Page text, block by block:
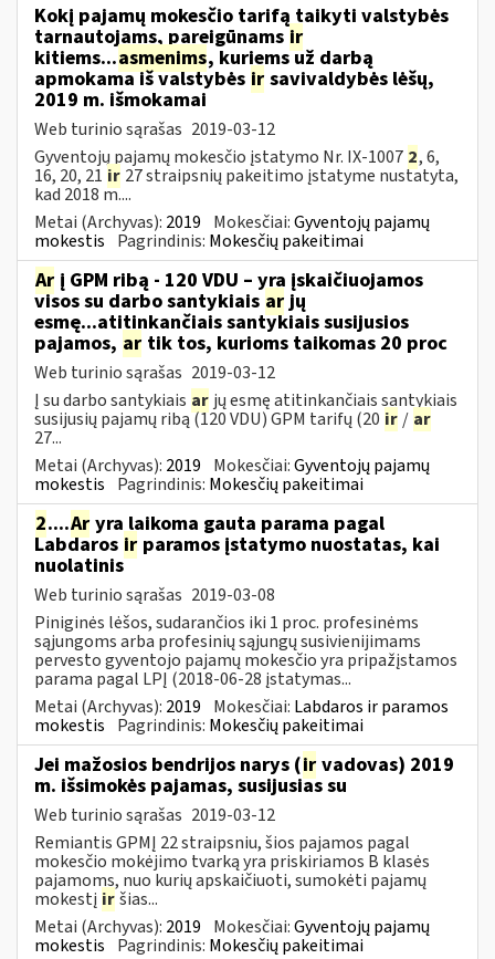
Kokį pajamų mokesčio tarifą taikyti valstybės
tarnautojams, pareigūnams ir
kitiems...asmenims, kuriems už darbą
apmokama iš valstybės ir savivaldybės lėšų,
2019 m. išmokamai
Web turinio sąrašas 2019-03-12
Gyventojų pajamų mokesčio įstatymo Nr. IX-1007 2, 6,
16, 20, 21 ir 27 straipsnių pakeitimo įstatyme nustatyta,
kad 2018 m....
Metai (Archyvas): 2019 Mokesčiai:Gyventojų pajamų
mokestis Pagrindinis: Mokesčių pakeitimai
Ar į GPM ribą - 120 VDU – yra įskaičiuojamos
visos su darbo santykiais arjų
esmę...atitinkančiais santykiais susijusios
pajamos, ar tik tos, kurioms taikomas 20 proc
Web turinio sąrašas 2019-03-12
Į su darbo santykiais ar jų esmę atitinkančiais santykiais
susijusių pajamų ribą (120 VDU) GPM tarifų (20 ir / ar
27...
Metai (Archyvas): 2019 Mokesčiai:Gyventojų pajamų
mokestis Pagrindinis: Mokesčių pakeitimai
2....Ar yra laikoma gauta parama pagal
Labdaros ir paramos įstatymo nuostatas, kai
nuolatinis
Web turinio sąrašas 2019-03-08
Piniginės lėšos, sudarančios iki 1 proc. profesinėms
sąjungoms arba profesinių sąjungų susivienijimams
pervesto gyventojo pajamų mokesčio yra pripažįstamos
parama pagal LPĮ (2018-06-28 įstatymas...
Metai (Archyvas): 2019 Mokesčiai: Labdaros ir paramos
mokestis Pagrindinis: Mokesčių pakeitimai
Jei mažosios bendrijos narys (ir vadovas) 2019
m. išsimokės pajamas, susijusias su
Web turinio sąrašas 2019-03-12
Remiantis GPMĮ 22 straipsniu, šios pajamos pagal
mokesčio mokėjimo tvarką yra priskiriamos B klasės
pajamoms, nuo kurių apskaičiuoti, sumokėti pajamų
mokestį iršias...
Metai (Archyvas): 2019 Mokesčiai:Gyventojų pajamų
mokestis Pagrindinis: Mokesčių pakeitimai